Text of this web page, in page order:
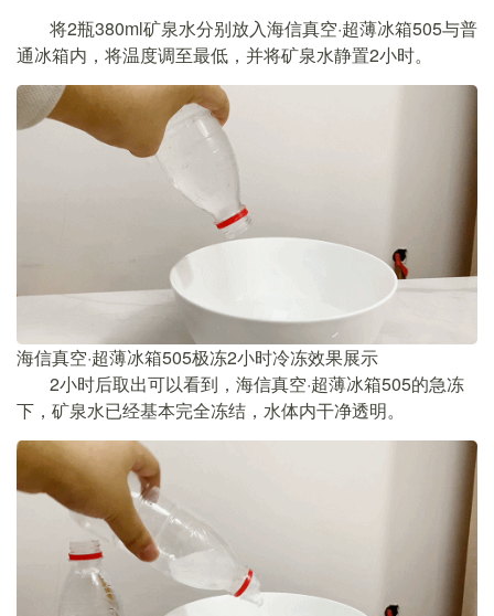
将2瓶380ml矿泉水分别放入海信真空·超薄冰箱505与普
通冰箱内，将温度调至最低，并将矿泉水静置2小时。
海信真空·超薄冰箱505极冻2小时冷冻效果展示
2小时后取出可以看到，海信真空·超薄冰箱505的急冻
下，矿泉水已经基本完全冻结，水体内干净透明。